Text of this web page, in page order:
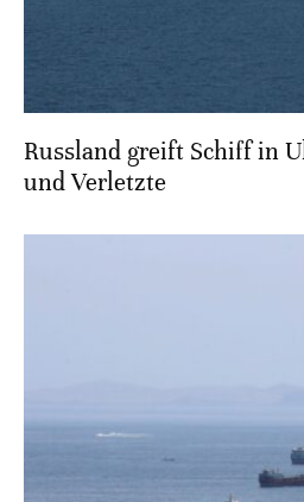
Russland greift Schiff in
und Verletzte